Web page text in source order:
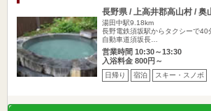
長野県 / 上高井郡高山村 / 奥
湯田中駅9.18km
長野電鉄須坂駅からタクシーで40
自動車道須坂長…
営業時間 10:30～13:30
入浴料金 800円～
日帰り 宿泊 スキー・スノボ